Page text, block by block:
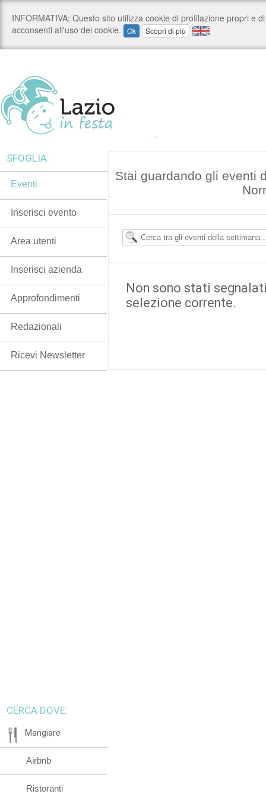
Stai guardando gli eventi
Non sono stati
selezione corrente.
SFOGLIA:
Eventi
Inserisci evento
Area utenti
Inserisci azienda
Approfondimenti
Redazionali
Ricevi Newsletter
CERCA DOVE:
Mangiare
Airbnb
Ristoranti